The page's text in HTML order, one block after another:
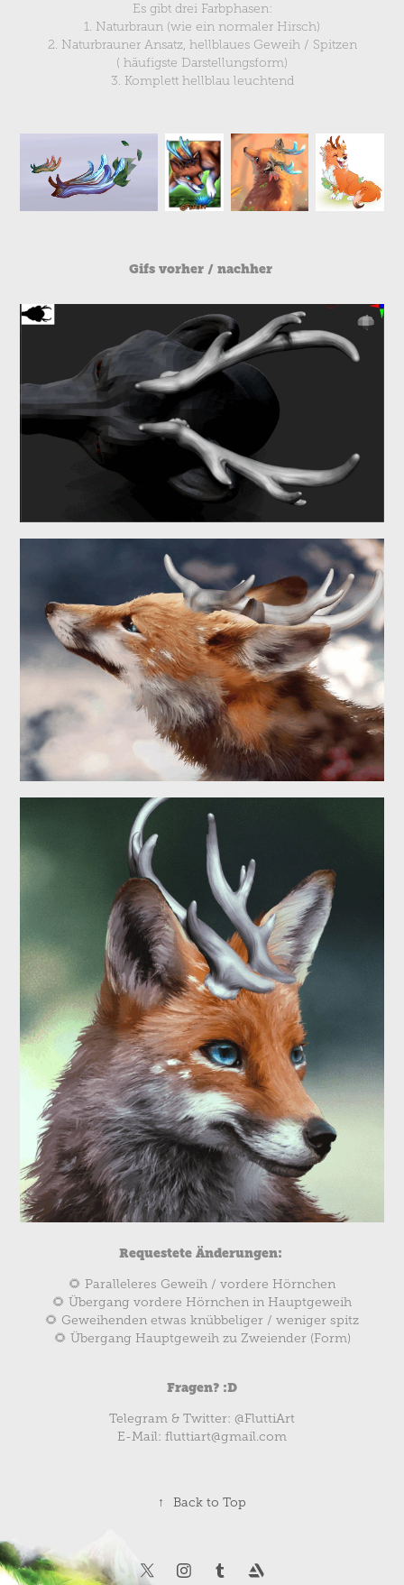
Es gibt drei Farbphasen:
1. Naturbraun (wie ein normaler Hirsch)
2. Naturbrauner Ansatz, hellblaues Geweih / Spitzen
( häufigste Darstellungsform)
3. Komplett hellblau leuchtend
Gifs vorher / nachher
Requestete Änderungen:
🌻 Paralleleres Geweih / vordere Hörnchen
🌻 Übergang vordere Hörnchen in Hauptgeweih
🌻 Geweihenden etwas knübbeliger / weniger spitz
🌻 Übergang Hauptgeweih zu Zweiender (Form)
Fragen? :D
Telegram & Twitter: @FluttiArt
E-Mail: fluttiart@gmail.com
↑ Back to Top